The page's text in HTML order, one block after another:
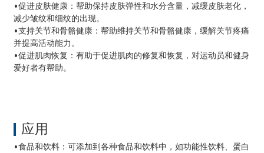
•促进皮肤健康：帮助保持皮肤弹性和水分含量，减缓皮肤老化，
减少皱纹和细纹的出现。
•支持关节和骨骼健康：帮助维持关节和骨骼健康，缓解关节疼痛
并提高活动能力。
•促进肌肉恢复：有助于促进肌肉的修复和恢复，对运动员和健身
爱好者有帮助。
应用
•食品和饮料：可添加到各种食品和饮料中，如功能性饮料、蛋白